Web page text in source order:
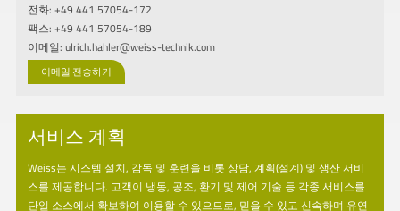
전화: +49 441 57054-172
팩스: +49 441 57054-189
이메일: ulrich.hahler@weiss-technik.com
이메일 전송하기
서비스 계획
Weiss는 시스템 설치, 감독 및 훈련을 비롯 상담, 계획(설계) 및 생산 서비
스를 제공합니다. 고객이 냉동, 공조, 환기 및 제어 기술 등 각종 서비스를
단일 소스에서 확보하여 이용할 수 있으므로, 믿을 수 있고 신속하며 유연